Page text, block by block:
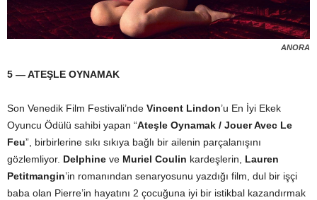
ANORA
5 — ATEŞLE OYNAMAK
Son Venedik Film Festivali’nde Vincent Lindon’u En İyi Ekek
Oyuncu Ödülü sahibi yapan “Ateşle Oynamak / Jouer Avec Le
Feu”, birbirlerine sıkı sıkıya bağlı bir ailenin parçalanışını
gözlemliyor. Delphine ve Muriel Coulin kardeşlerin, Lauren
Petitmangin’in romanından senaryosunu yazdığı film, dul bir işçi
baba olan Pierre’in hayatını 2 çocuğuna iyi bir istikbal kazandırmak